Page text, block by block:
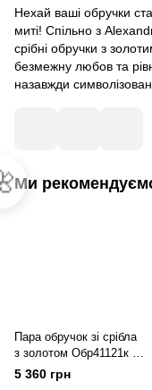
Нехай ваші обручки
миті! Спільно з
срібні обручки з
безмежну любов та
назавжди
Ми
Пара обручок зі срібла
з золотом Обр41121к -
15/18
5 360 грн